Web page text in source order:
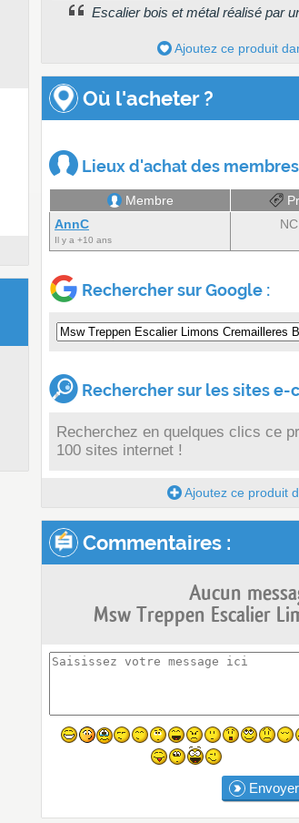
Escalier bois et métal réalisé par
Ajoutez ce produit
Où l'acheter ?
Lieux d'achat des
Membre
AnnC
Il y a +10 ans
NC
Rechercher sur Google :
Rechercher sur les sites e-
Recherchez en quelques clics ce
100 sites internet !
Ajoutez ce produit
Commentaires :
Aucun
Msw Treppen Escalier
Envoyer